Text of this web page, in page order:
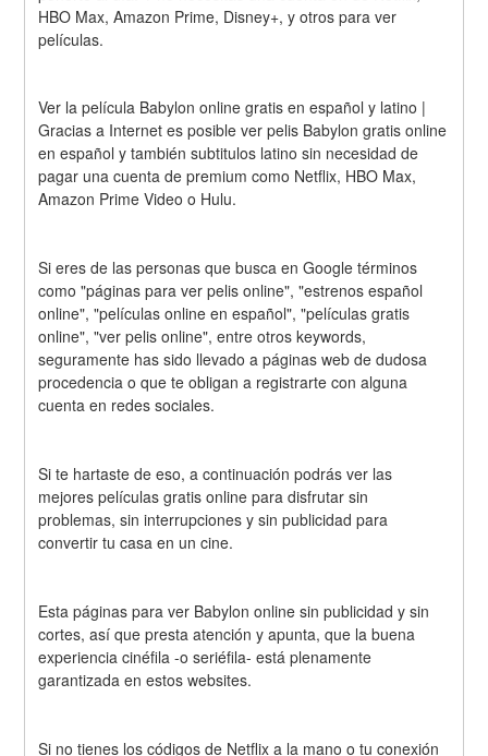
HBO Max, Amazon Prime, Disney+, y otros para ver
películas.
Ver la película Babylon online gratis en español y latino |
Gracias a Internet es posible ver pelis Babylon gratis online
en español y también subtitulos latino sin necesidad de
pagar una cuenta de premium como Netflix, HBO Max,
Amazon Prime Video o Hulu.
Si eres de las personas que busca en Google términos
como "páginas para ver pelis online", "estrenos español
online", "películas online en español", "películas gratis
online", "ver pelis online", entre otros keywords,
seguramente has sido llevado a páginas web de dudosa
procedencia o que te obligan a registrarte con alguna
cuenta en redes sociales.
Si te hartaste de eso, a continuación podrás ver las
mejores películas gratis online para disfrutar sin
problemas, sin interrupciones y sin publicidad para
convertir tu casa en un cine.
Esta páginas para ver Babylon online sin publicidad y sin
cortes, así que presta atención y apunta, que la buena
experiencia cinéfila -o seriéfila- está plenamente
garantizada en estos websites.
Si no tienes los códigos de Netflix a la mano o tu conexión